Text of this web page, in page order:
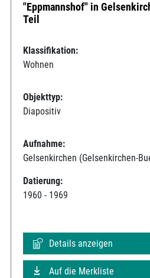
"Eppmannshof" in
Teil
Klassifikation:
Wohnen
Objekttyp:
Diapositiv
Aufnahme:
Gelsenkirchen (Gelsenkirchen-
Datierung:
1960 - 1969
Details anzeigen
Auf die Merkliste